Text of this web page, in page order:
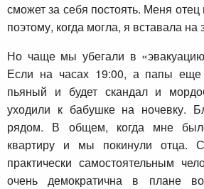
сможет за себя постоять. Меня отец
поэтому, когда могла, я вставала
Но чаще мы убегали в
Если на часах 19:00, а папы еще
пьяный и будет скандал и
уходили к бабушке на ночевку.
рядом. В общем, когда мне
квартиру и мы покинули отца.
практически самостоятельным
очень демократична в плане